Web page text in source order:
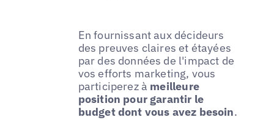
En fournissant aux décideurs
des preuves claires et étayées
par des données de l'impact de
vos efforts marketing, vous
participerez à meilleure
position pour garantir le
budget dont vous avez besoin.